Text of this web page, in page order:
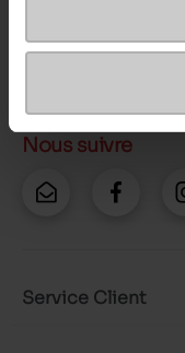
Nous suivre
Service Client